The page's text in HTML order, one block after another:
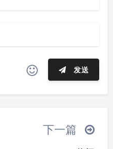
Sans Serif Serif
发送
下一篇